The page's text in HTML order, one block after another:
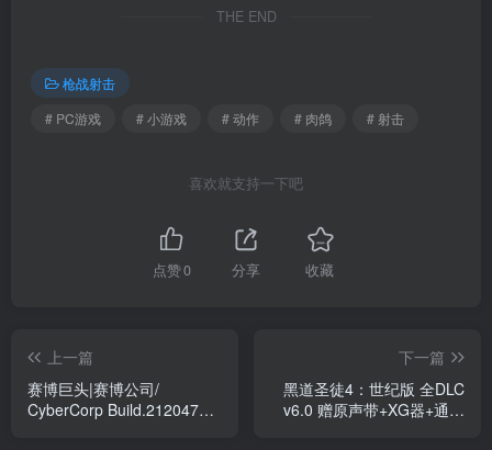
THE END
枪战射击
# PC游戏
# 小游戏 # 动作 # 肉鸽 # 射击
喜欢就支持一下吧
点赞0 分享 收藏
上一篇
赛博巨头|赛博公司/
CyberCorp Build.21204759
下一篇
黑道圣徒4：世纪版 全DLC
v6.0 赠原声带+XG器+通关